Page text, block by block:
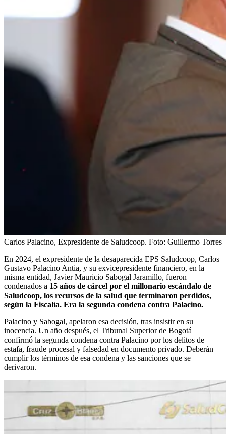
Carlos Palacino, Expresidente de Saludcoop. Foto: Guillermo Torres
En 2024, el expresidente de la desaparecida EPS Saludcoop, Carlos
Gustavo Palacino Antia, y su exvicepresidente financiero, en la
misma entidad, Javier Mauricio Sabogal Jaramillo, fueron
condenados a 15 años de cárcel por el millonario escándalo de
Saludcoop, los recursos de la salud que terminaron perdidos,
según la Fiscalía. Era la segunda condena contra Palacino.
Palacino y Sabogal, apelaron esa decisión, tras insistir en su
inocencia. Un año después, el Tribunal Superior de Bogotá
confirmó la segunda condena contra Palacino por los delitos de
estafa, fraude procesal y falsedad en documento privado. Deberán
cumplir los términos de esa condena y las sanciones que se
derivaron.